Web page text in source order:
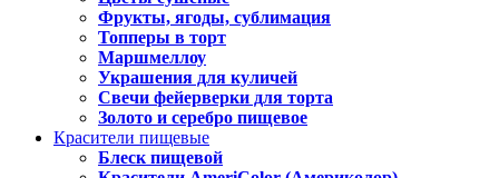
Фрукты, ягоды, сублимация
Топперы в торт
Маршмеллоу
Украшения для куличей
Свечи фейерверки для торта
Золото и серебро пищевое
Красители пищевые
Блеск пищевой